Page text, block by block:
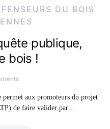
DU BOIS
publique,
bois !
permet aux promoteurs du projet
de faire valider par…